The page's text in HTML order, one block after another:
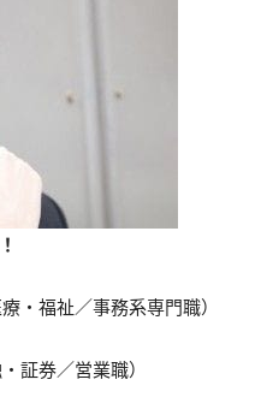
・福祉／事務系専門職）
証券／営業職）